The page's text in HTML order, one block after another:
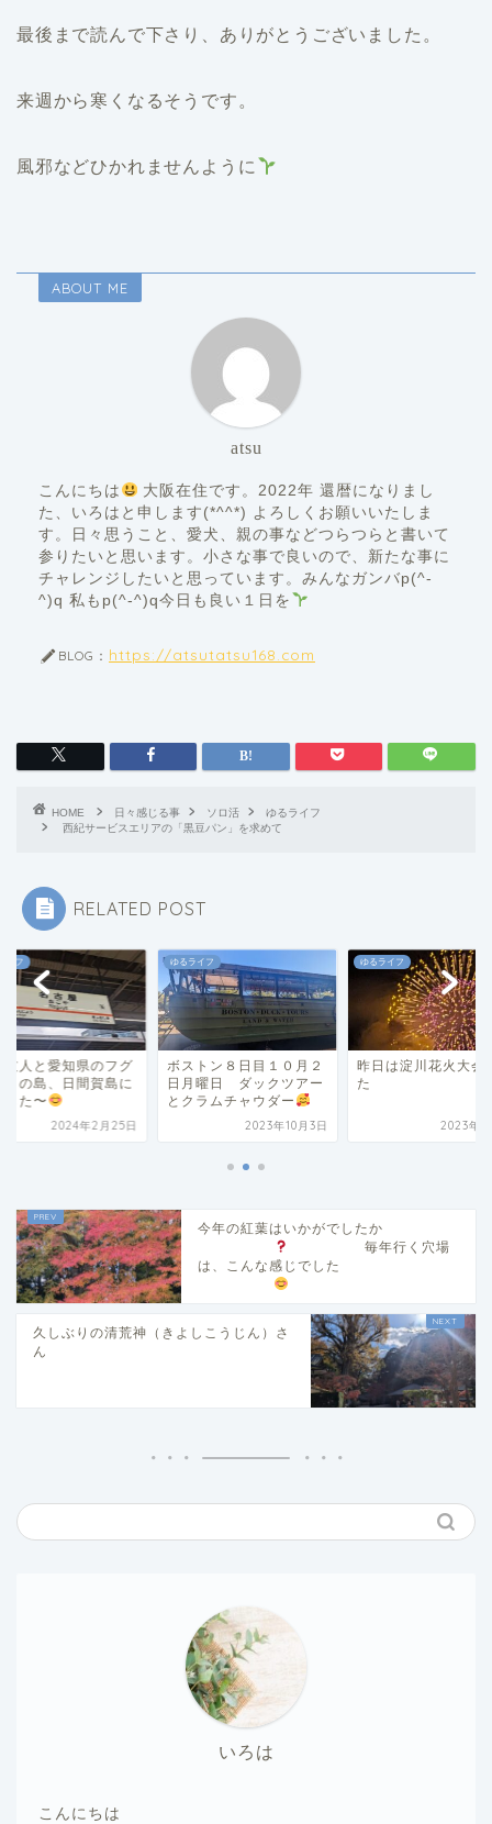
最後まで読んで下さり、ありがとうございました。
来週から寒くなるそうです。
風邪などひかれませんように
ABOUT ME
atsu
こんにちは
大阪在住です。2022年 還暦になりまし
た、いろはと申します(*^^*) よろしくお願いいたしま
す。日々思うこと、愛犬、親の事などつらつらと書いて
参りたいと思います。小さな事で良いので、新たな事に
チャレンジしたいと思っています。みんなガンバp(^-
^)q 私もp(^-^)q今日も良い１日を
BLOG： https://atsutatsu168.com
HOME 日々感じる事 ソロ活
ゆるライフ
西紀サービスエリアの「黒豆パン」を求めて
RELATED POST
イフ
トン８日目１０月２
曜日 ダックツアー
ラムチャウダー
2023年10月3日
ゆるライフ
昨日は淀川花火大会でし
た
2023年8月6日
ゆるライフ
古い友人と愛知県の
とタコの島、日間賀
2024年2
今年の紅葉はいかがでしたか
毎年行く穴場
は、こんな感じでした
久しぶりの清荒神（きよしこうじん）さ
ん
いろは
こんにちは